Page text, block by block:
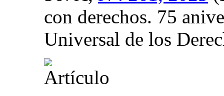
con derechos. 75
Universal de los